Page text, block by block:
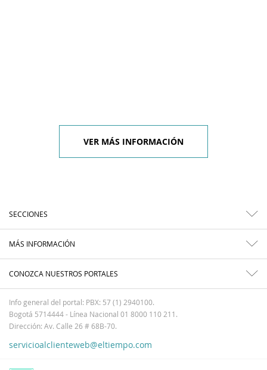
VER MÁS INFORMACIÓN
SECCIONES
MÁS INFORMACIÓN
CONOZCA NUESTROS PORTALES
Info general del portal: PBX: 57 (1) 2940100.
Bogotá 5714444 - Línea Nacional 01 8000 110 211.
Dirección: Av. Calle 26 # 68B-70.
servicioalclienteweb@eltiempo.com